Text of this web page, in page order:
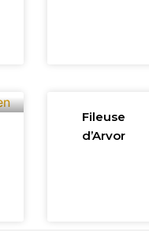
Fileuse
d’Arvor